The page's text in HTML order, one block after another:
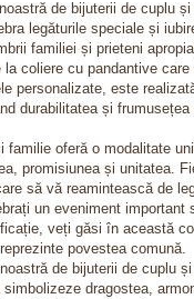
de bijuterii de cuplu
legăturile speciale și
familiei și prieteni
coliere cu pandantive
personalizate, este
durabilitatea și
familie oferă o modalitate
promisiunea și unitatea.
să vă reamintească de
un eveniment important
veți găsi în această
povestea comună.
de bijuterii de cuplu
dragostea,